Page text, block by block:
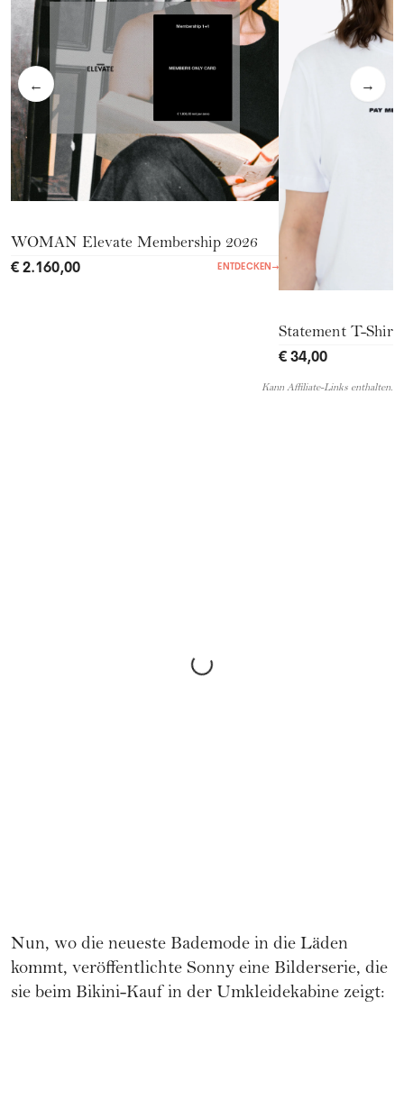
← →
WOMAN Elevate Membership 2026
€ 2.160,00 ENTDECKEN →
Statement T-Shirt
€ 34,00
Kann Affiliate-Links enthalten.
Nun, wo die neueste Bademode in die Läden
kommt, veröffentlichte Sonny eine Bilderserie, die
sie beim Bikini-Kauf in der Umkleidekabine zeigt: